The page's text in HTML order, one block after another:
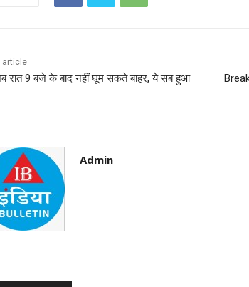
article
रात 9 बजे के बाद नहीं घूम सकते बाहर, ये सब हुआ
Admin